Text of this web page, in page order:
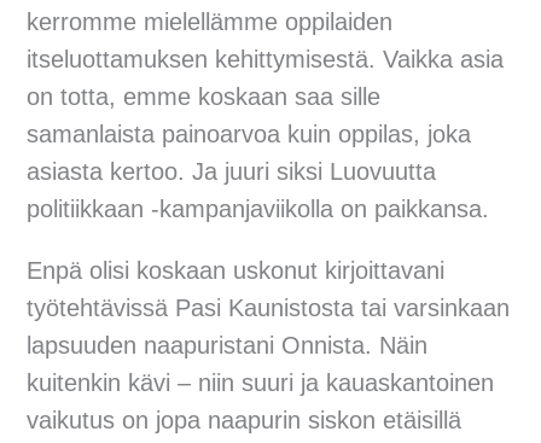
kerromme mielellämme oppilaiden
itseluottamuksen kehittymisestä. Vaikka asia
on totta, emme koskaan saa sille
samanlaista painoarvoa kuin oppilas, joka
asiasta kertoo. Ja juuri siksi Luovuutta
politiikkaan -kampanjaviikolla on paikkansa.
Enpä olisi koskaan uskonut kirjoittavani
työtehtävissä Pasi Kaunistosta tai varsinkaan
lapsuuden naapuristani Onnista. Näin
kuitenkin kävi – niin suuri ja kauaskantoinen
vaikutus on jopa naapurin siskon etäisillä